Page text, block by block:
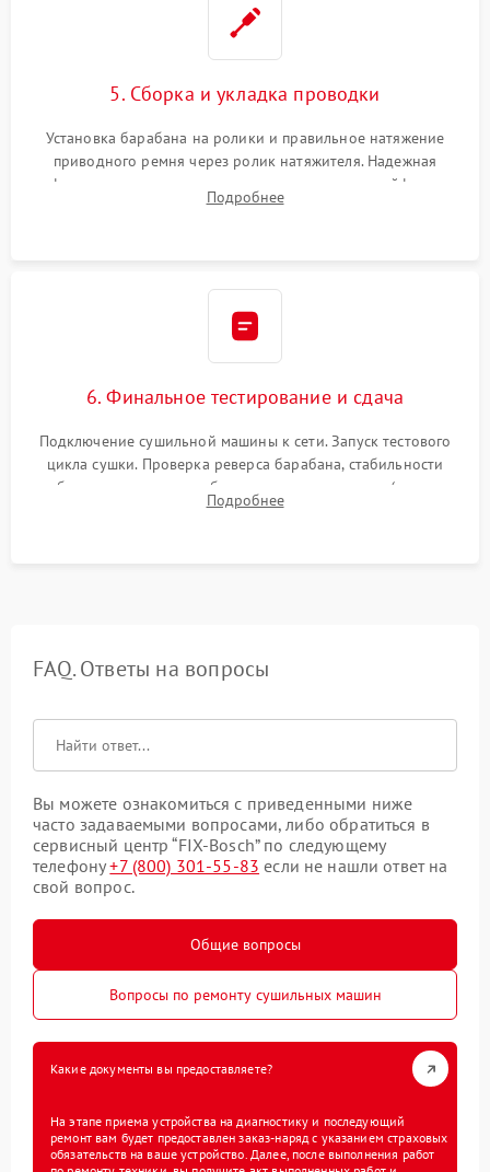
5. Сборка и укладка проводки
Установка барабана на ролики и правильное натяжение
приводного ремня через ролик натяжителя. Надежная
фиксация всех узлов, подключение клемм и шлейфов к
модулю управления. Монтаж корпусных панелей, люка и
Подробнее
6. Финальное тестирование и сдача
Подключение сушильной машины к сети. Запуск тестового
цикла сушки. Проверка реверса барабана, стабильности
набора температуры, работы дренажного насоса (откачка
конденсата) и отсутствия посторонних скрипов, стуков или
Подробнее
FAQ. Ответы на вопросы
Вы можете ознакомиться с приведенными ниже
часто задаваемыми вопросами, либо обратиться в
сервисный центр “FIX-Bosch” по следующему
телефону+7 (800) 301-55-83 если не нашли ответ на
свой вопрос.
Общие вопросы
Вопросы по ремонту сушильных машин
Какие документы вы предоставляете?
На этапе приема устройства на диагностику и последующий
ремонт вам будет предоставлен заказ-наряд с указанием страховых
обязательств на ваше устройство. Далее, после выполнения работ